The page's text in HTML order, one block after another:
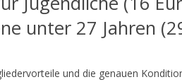
unter 27 Jahren
und die genauen